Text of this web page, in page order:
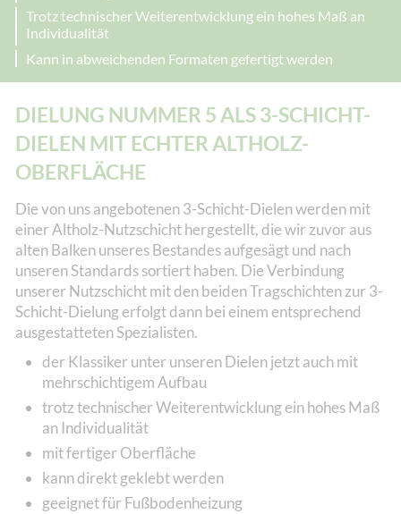
Trotz technischer Weiterentwicklung ein hohes Maß an
Individualität
Kann in abweichenden Formaten gefertigt werden
DIELUNG NUMMER 5 ALS 3-SCHICHT-
DIELEN MIT ECHTER ALTHOLZ-
OBERFLÄCHE
Die von uns angebotenen 3-Schicht-Dielen werden mit
einer Altholz-Nutzschicht hergestellt, die wir zuvor aus
alten Balken unseres Bestandes aufgesägt und nach
unseren Standards sortiert haben. Die Verbindung
unserer Nutzschicht mit den beiden Tragschichten zur 3-
Schicht-Dielung erfolgt dann bei einem entsprechend
ausgestatteten Spezialisten.
der Klassiker unter unseren Dielen jetzt auch mit
mehrschichtigem Aufbau
trotz technischer Weiterentwicklung ein hohes Maß
an Individualität
mit fertiger Oberfläche
kann direkt geklebt werden
geeignet für Fußbodenheizung